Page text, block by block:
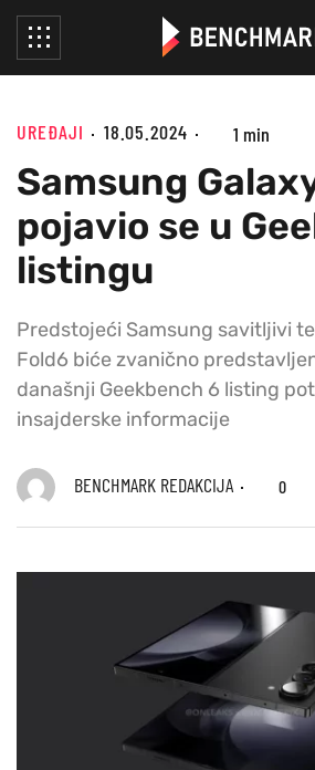
UREĐAJI 18.05.2024 1 min
Samsung
pojavio se u
listingu
Predstojeći Samsung savitljivi
Fold6 biće zvanično
današnji Geekbench 6 listing
insajderske informacije
BENCHMARK REDAKCIJA 0